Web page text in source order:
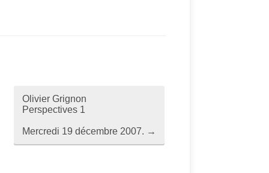
Olivier Grignon
Perspectives 1
Mercredi 19 décembre 2007. →